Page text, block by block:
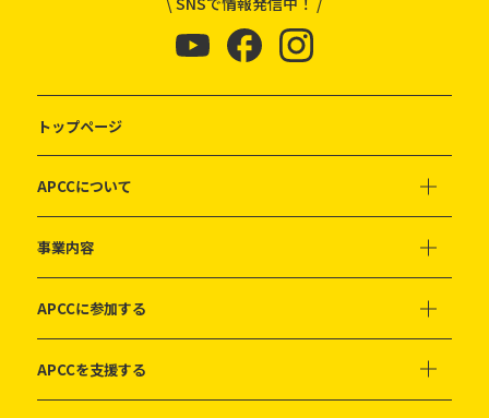
トップページ
APCCについて
事業内容
APCCに参加する
APCCを支援する